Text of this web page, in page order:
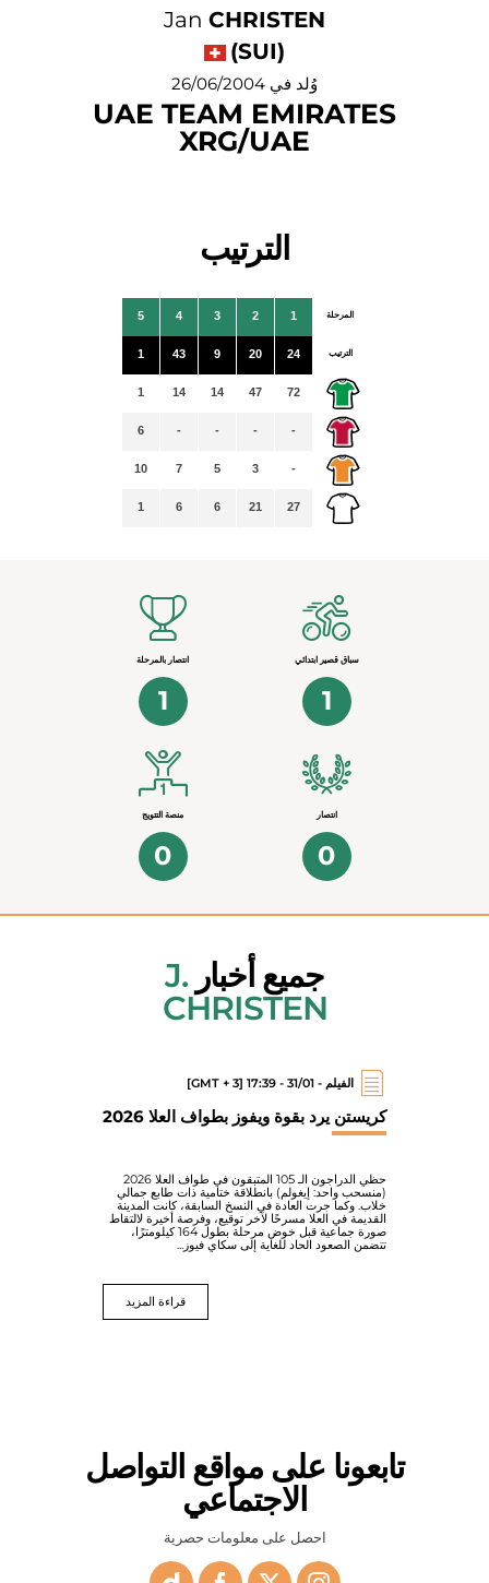
Jan CHRISTEN
(SUI)
وُلد في 26/06/2004
UAE TEAM EMIRATES
XRG/UAE
الترتيب
المرحلة
الترتيب
1
24
72
-
-
27
2
20
47
-
3
21
3
9
14
-
5
6
4
43
14
-
7
6
5
1
1
6
10
1
سباق قصير ابتدائي
1
انتصار بالمرحلة
1
انتصار
0
منصة التتويج
0
جميع أخبار J.
CHRISTEN
الفيلم - 31/01 - 17:39 [GMT + 3]
كريستن يرد بقوة ويفوز بطواف العلا 2026
حظي الدراجون الـ 105 المتبقون في طواف العلا 2026
(منسحب واحد: إيغولم) بانطلاقة ختامية ذات طابع جمالي
خلاب. وكما جرت العادة في النسخ السابقة، كانت المدينة
القديمة في العلا مسرحًا لآخر توقيع، وفرصة أخيرة لالتقاط
صورة جماعية قبل خوض مرحلة بطول 164 كيلومترًا،
تتضمن الصعود الحاد للغاية إلى سكاي فيوز...
قراءة المزيد
تابعونا على مواقع التواصل
الاجتماعي
احصل على معلومات حصرية